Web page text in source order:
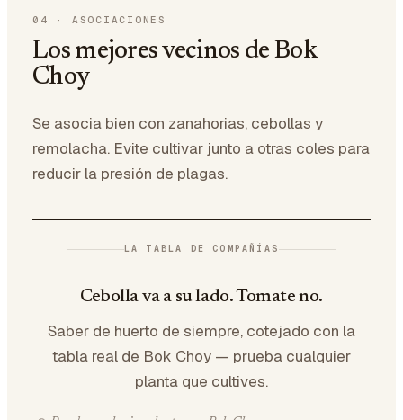
04 · ASOCIACIONES
Los mejores vecinos de Bok
Choy
Se asocia bien con zanahorias, cebollas y
remolacha. Evite cultivar junto a otras coles para
reducir la presión de plagas.
LA TABLA DE COMPAÑÍAS
Cebolla va a su lado. Tomate no.
Saber de huerto de siempre, cotejado con la
tabla real de Bok Choy — prueba cualquier
planta que cultives.